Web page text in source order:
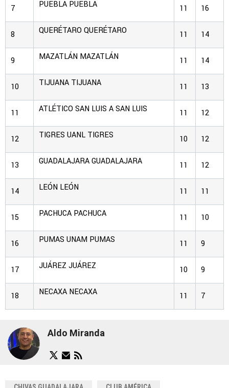
7 PUEBLA PUEBLA 11 16
8 QUERÉTAROQUERÉTARO 11 14
9 MAZATLÁN MAZATLÁN 11 14
10 TIJUANA TIJUANA 11 13
11 ATLÉTICO SAN LUIS A SAN LUIS 11 12
12 TIGRES UANL TIGRES 10 12
13 GUADALAJARAGUADALAJARA 11 12
14 LEÓN LEÓN 11 11
15 PACHUCA PACHUCA 11 10
16 PUMAS UNAM PUMAS 11 9
17 JUÁREZ JUÁREZ 10 9
18 NECAXA NECAXA 11 7
Aldo Miranda